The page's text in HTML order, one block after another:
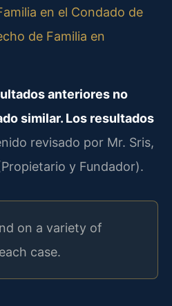
en el Condado de
de Familia en
anteriores no
similar. Los resultados
revisado por Mr. Sris,
y Fundador).
on a variety of
case.